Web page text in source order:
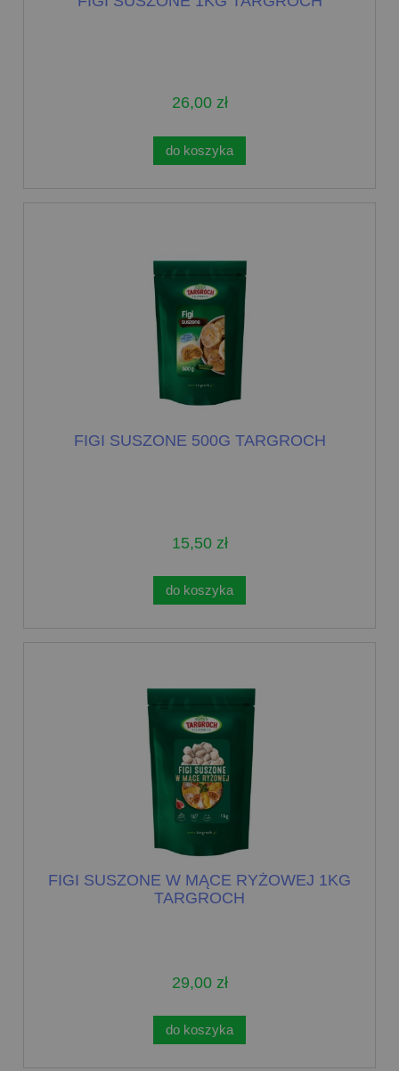
26,00 zł
do koszyka
FIGI SUSZONE 500G TARGROCH
15,50 zł
do koszyka
FIGI SUSZONE W MĄCE RYŻOWEJ 1KG
TARGROCH
29,00 zł
do koszyka